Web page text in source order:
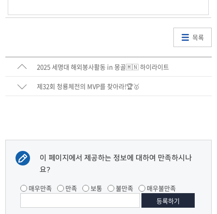
목록
2025 세명대 해외봉사활동 in 몽골🇲🇳 하이라이트
제32회 청룡체전의 MVP를 찾아라!🏆🥇
이 페이지에서 제공하는 정보에 대하여 만족하시나
요?
매우만족 만족 보통 불만족 매우불만족